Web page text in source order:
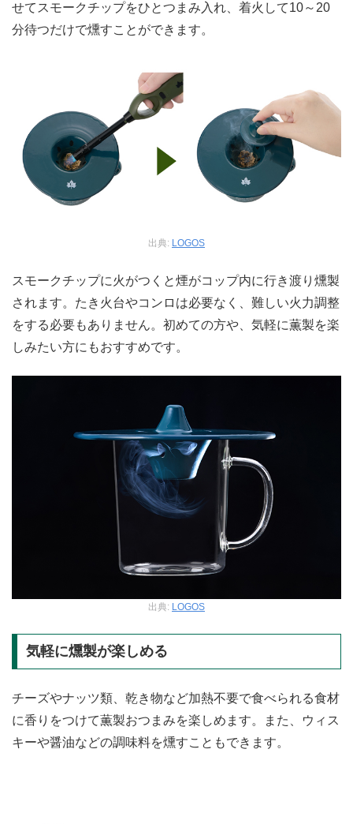
せてスモークチップをひとつまみ入れ、着火して10～20
分待つだけで燻すことができます。
出典: LOGOS
スモークチップに火がつくと煙がコップ内に行き渡り燻製
されます。たき火台やコンロは必要なく、難しい火力調整
をする必要もありません。初めての方や、気軽に薫製を楽
しみたい方にもおすすめです。
出典: LOGOS
気軽に燻製が楽しめる
チーズやナッツ類、乾き物など加熱不要で食べられる食材
に香りをつけて薫製おつまみを楽しめます。また、ウィス
キーや醤油などの調味料を燻すこともできます。